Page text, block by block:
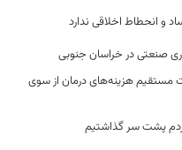
و انحطاط اخلاقی ندارد
صنعتی در خراسان جنوبی
مستقیم هزینه‌های درمان از سوی
پشت سر گذاشتیم